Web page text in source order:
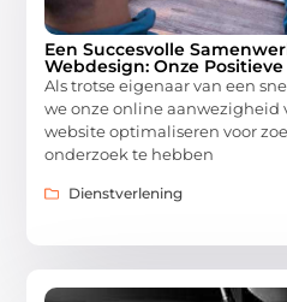
Een Succesvolle
Webdesign: Onze
Als trotse eigenaar van een
we onze online aanwezigheid
website optimaliseren voor
onderzoek te hebben
Dienstverlening